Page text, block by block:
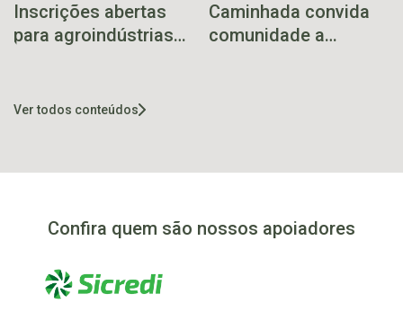
Inscrições abertas
para agroindústrias
Caminhada convida
comunidade a
Ver todos conteúdos
Confira quem são nossos apoiadores